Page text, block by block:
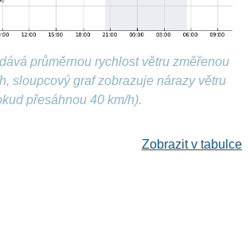
průměrnou rychlost větru změřenou
sloupcový graf zobrazuje nárazy větru
přesáhnou 40 km/h).
Zobrazit v tabulce